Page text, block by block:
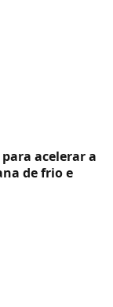
acelerar a
de frio e